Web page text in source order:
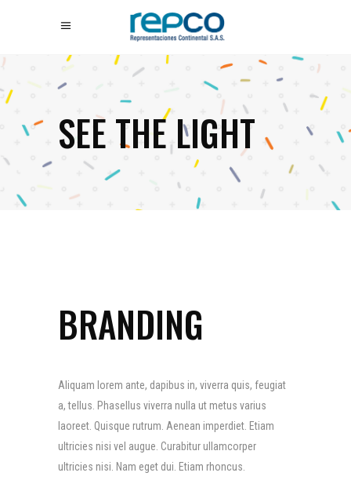
SEE THE LIGHT
BRANDING
Aliquam lorem ante, dapibus in, viverra quis, feugiat
a, tellus. Phasellus viverra nulla ut metus varius
laoreet. Quisque rutrum. Aenean imperdiet. Etiam
ultricies nisi vel augue. Curabitur ullamcorper
ultricies nisi. Nam eget dui. Etiam rhoncus.